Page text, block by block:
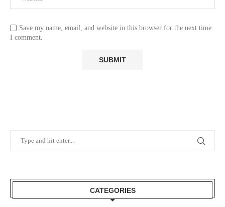
Save my name, email, and website in this browser for the next time
I comment.
CATEGORIES